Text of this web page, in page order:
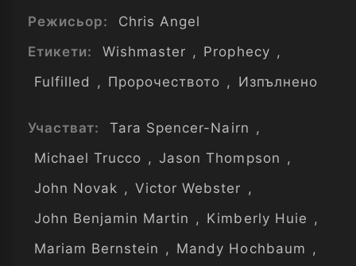
Режисьор:
Chris Angel
Етикети:
Wishmaster , Prophecy ,
Fulfilled , Пророчеството , Изпълнено
Участват: Tara Spencer-Nairn ,
Michael Trucco , Jason Thompson ,
John Novak , Victor Webster ,
John Benjamin Martin , Kimberly Huie ,
Mariam Bernstein , Mandy Hochbaum ,